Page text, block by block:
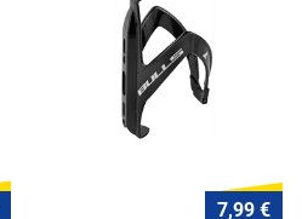
7,99 €